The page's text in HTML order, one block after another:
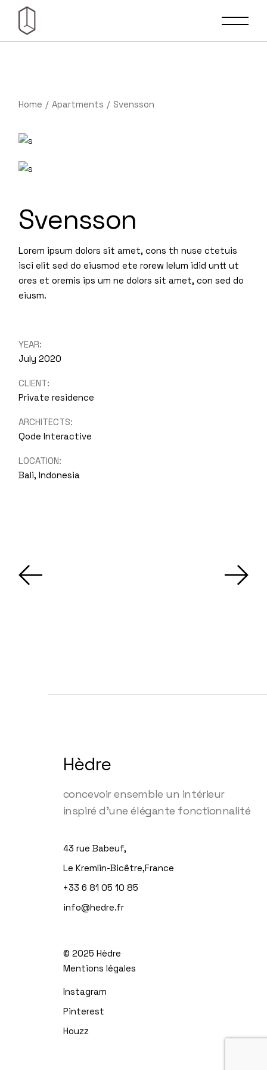
Home Apartments Svensson
Svensson
Lorem ipsum dolors sit amet, cons th nuse ctetuis
isci elit sed do eiusmod ete rorew lelum idid untt ut
ores et oremis ips um ne dolors sit amet, con sed do
eiusm.
YEAR:
July 2020
CLIENT:
Private residence
ARCHITECTS:
Qode Interactive
LOCATION:
Bali, Indonesia
Hèdre
concevoir ensemble un intérieur
inspiré d'une élégante fonctionnalité
43 rue Babeuf,
Le Kremlin-Bicêtre,France
+33 6 81 05 10 85
info@hedre.fr
© 2025 Hèdre
Mentions légales
Instagram
Pinterest
Houzz